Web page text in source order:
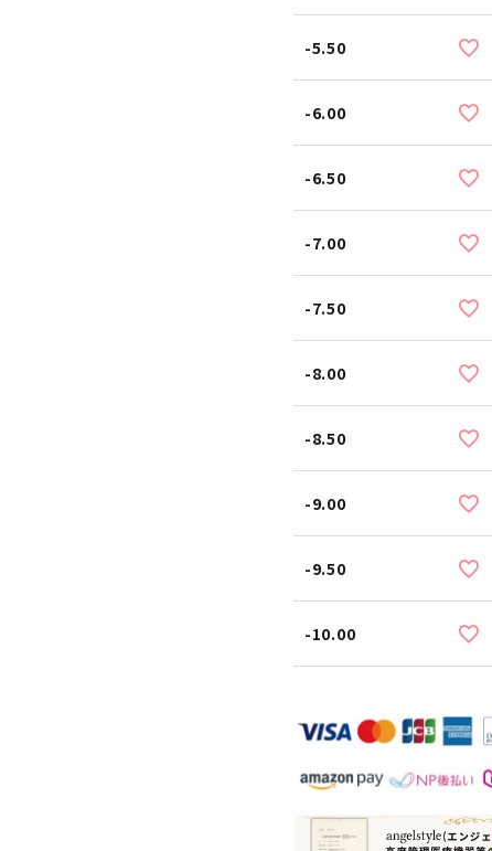
-5.50
-6.00
-6.50
-7.00
-7.50
-8.00
-8.50
-9.00
-9.50
-10.00